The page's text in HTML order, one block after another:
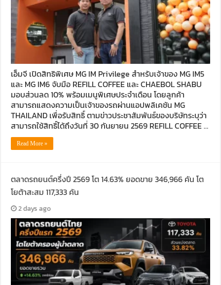
เอ็มจี เปิดสิทธิพิเศษ MG IM Privilege สำหรับเจ้าของ MG IM5
และ MG IM6 จับมือ REFILL COFFEE และ CHAEBOL SHABU
มอบส่วนลด 10% พร้อมเมนูพิเศษประจำเดือน โดยลูกค้า
สามารถแสดงความเป็นเจ้าของรถผ่านแอปพลิเคชัน MG
THAILAND เพื่อรับสิทธิ์ ตามข่าวประชาสัมพันธ์ของบริษัทระบุว่า
สามารถใช้สิทธิ์ได้ถึงวันที่ 30 กันยายน 2569 REFILL COFFEE …
Read More »
ตลาดรถยนต์ครึ่งปี 2569 โต 14.63% ยอดขาย 346,966 คัน โต
โยต้าสะสม 117,333 คัน
2 days ago